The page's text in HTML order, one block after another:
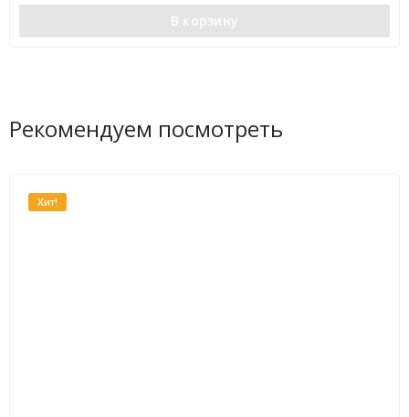
В корзину
Рекомендуем посмотреть
Хит!